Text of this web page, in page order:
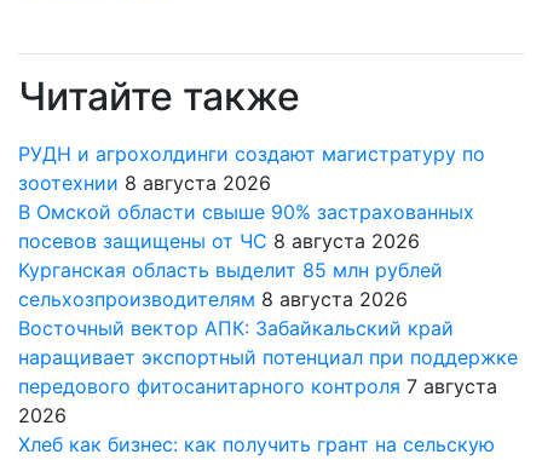
Читайте также
РУДН и агрохолдинги создают магистратуру по
зоотехнии 8 августа 2026
В Омской области свыше 90% застрахованных
посевов защищены от ЧС 8 августа 2026
Курганская область выделит 85 млн рублей
сельхозпроизводителям 8 августа 2026
Восточный вектор АПК: Забайкальский край
наращивает экспортный потенциал при поддержке
передового фитосанитарного контроля 7 августа
2026
Хлеб как бизнес: как получить грант на сельскую